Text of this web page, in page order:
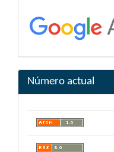
Número actual